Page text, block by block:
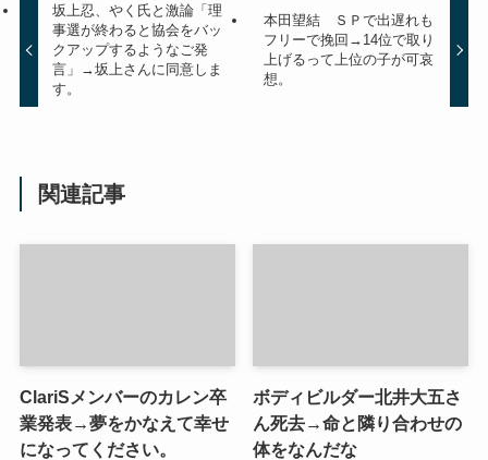
坂上忍、やく氏と激論「理
事選が終わると協会をバッ
クアップするようなご発
言」→坂上さんに同意しま
す。
本田望結 ＳＰで出遅れも
フリーで挽回→14位で取り
上げるって上位の子が可哀
想。
関連記事
ClariSメンバーのカレン卒
業発表→夢をかなえて幸せ
になってください。
ボディビルダー北井大五さ
ん死去→命と隣り合わせの
体をなんだな